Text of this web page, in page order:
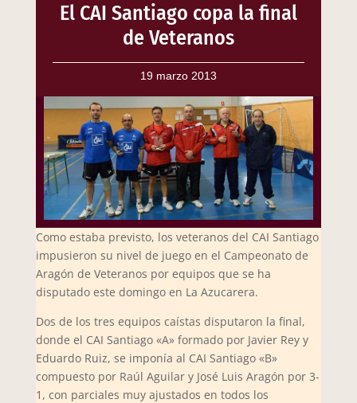
El CAI Santiago copa la final
de Veteranos
19 marzo 2013
Como estaba previsto, los veteranos del CAI Santiago
impusieron su nivel de juego en el Campeonato de
Aragón de Veteranos por equipos que se ha
disputado este domingo en La Azucarera.
Dos de los tres equipos caístas disputaron la final,
donde el CAI Santiago «A» formado por Javier Rey y
Eduardo Ruiz, se imponía al CAI Santiago «B»
compuesto por Raúl Aguilar y José Luis Aragón por 3-
1, con parciales muy ajustados en todos los